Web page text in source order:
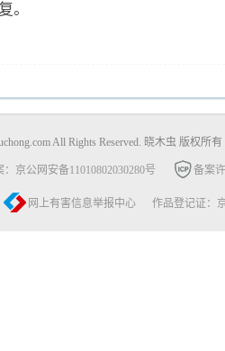
。
All Rights Reserved. 晓木虫 版权所有
：京公网安备11010802030280号 备案
网上有害信息举报中心 作品登记证：